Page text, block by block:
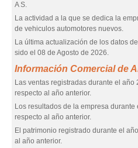
A S.
La actividad a la que se dedica la
de vehiculos automotores nuevos.
La última actualización de los datos
sido el 08 de Agosto de 2026.
Información Comercial de
Las ventas registradas durante el
respecto al año anterior.
Los resultados de la empresa
respecto al año anterior.
El patrimonio registrado durante el
al año anterior.